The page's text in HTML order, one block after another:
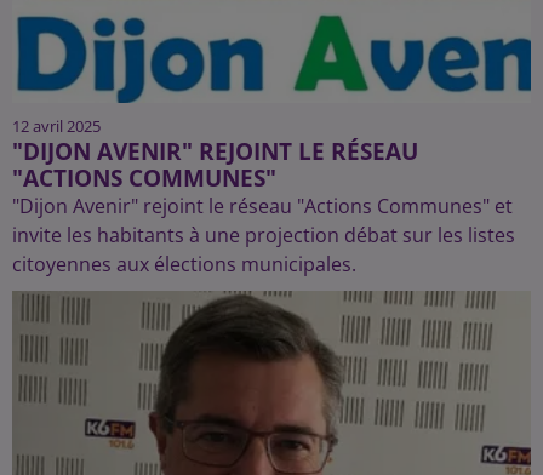
12 avril 2025
"DIJON AVENIR" REJOINT LE RÉSEAU
"ACTIONS COMMUNES"
"Dijon Avenir" rejoint le réseau "Actions Communes" et
invite les habitants à une projection débat sur les listes
citoyennes aux élections municipales.